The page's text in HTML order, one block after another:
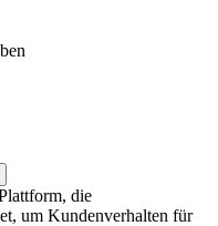
die
um Kundenverhalten für